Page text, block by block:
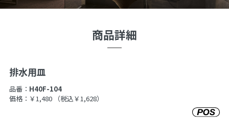
商品詳細
排水用皿
品番： H40F-104
価格：￥1,480
（税込￥1,628）